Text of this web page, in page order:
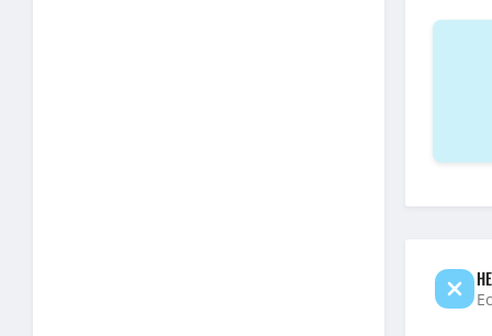
720p —
BDRip
720p —
1080p
720p —